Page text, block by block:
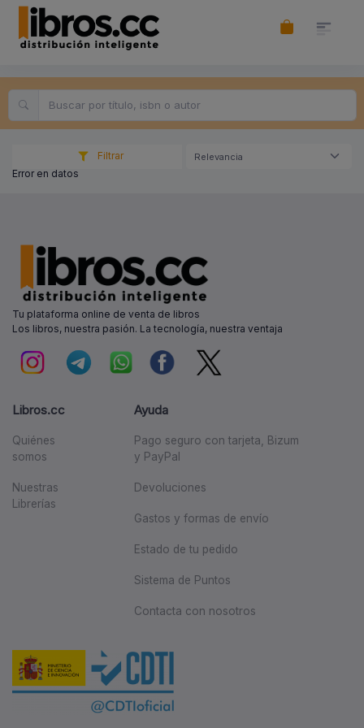
Filtrar Relevancia
Error en datos
Tu plataforma online de venta de libros
Los libros, nuestra pasión. La tecnología, nuestra ventaja
Libros.cc
Quiénes
somos
Nuestras
Librerías
Ayuda
Pago seguro con tarjeta, Bizum
y PayPal
Devoluciones
Gastos y formas de envío
Estado de tu pedido
Sistema de Puntos
Contacta con nosotros